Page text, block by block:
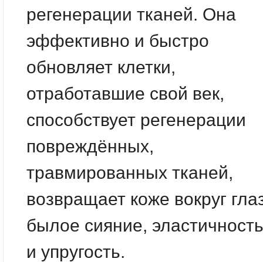
регенерации тканей. Она
эффективно и быстро
обновляет клетки,
отработавшие свой век,
способствует регенерации
повреждённых,
травмированных тканей,
возвращает коже вокруг
былое сияние, эластичность
и упругость.